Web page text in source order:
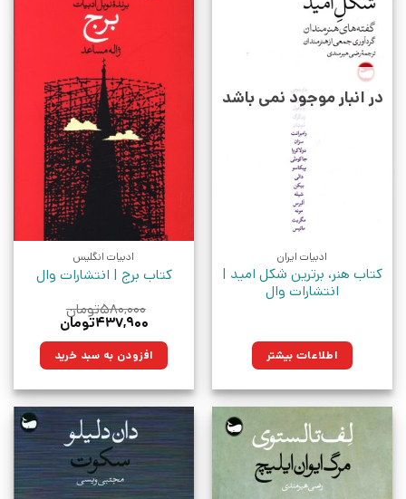
در انبار موجود نمی باشد
ادبیات ایران
کتاب هنر، برترین شکل امید |
انتشارات وال
اطلاعات بیشتر
ادبیات انگلیس
کتاب برج | انتشارات وال
۵۸۰,۰۰۰تومان
قیمت
۵۸۰,۰۰۰تومان
بود.
۴۳۷,۹۰۰تومان
۴۳۷,۹۰۰تومان.افزودن به سبد خرید